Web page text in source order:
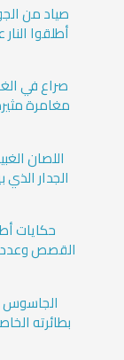
صياد من
أطلقوا
صراع في
مغامرة
اللصان
الجدار الذي
حكايات
القصص
الجاسوس
بطائرته